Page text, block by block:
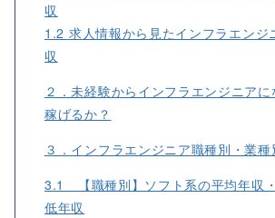
収
1.2 求人情報から見たインフラエンジ
収
２．未経験からインフラエンジニアに
稼げるか？
３．インフラエンジニア職種別・業種
3.1 【職種別】ソフト系の平均年収
低年収